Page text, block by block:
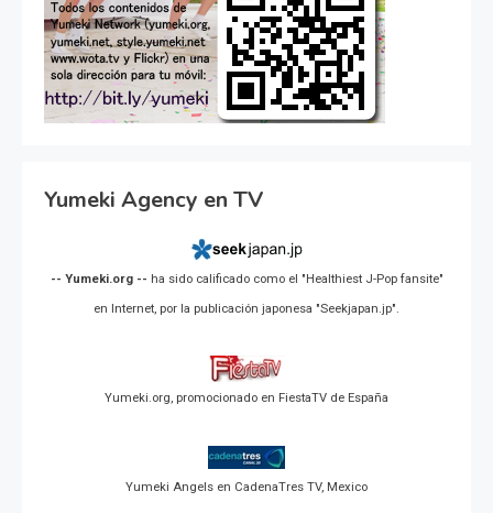
Yumeki Agency en TV
-- Yumeki.org -- ha sido calificado como el "Healthiest J-Pop fansite"
en Internet, por la publicación japonesa "Seekjapan.jp".
Yumeki.org, promocionado en FiestaTV de España
Yumeki Angels en CadenaTres TV, Mexico